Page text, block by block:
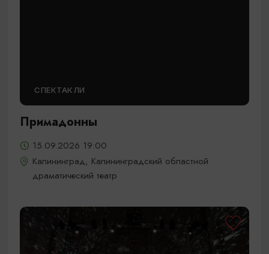
СПЕКТАКЛИ
Примадонны
15.09.2026 19:00
Калининград, Калининградский областной
драматический театр